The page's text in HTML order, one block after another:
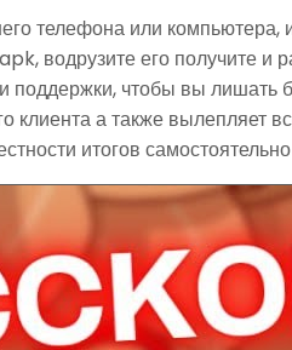
телефона или
водрузите его получите
чтобы вы лишать
клиента а также вылепляет
итогов